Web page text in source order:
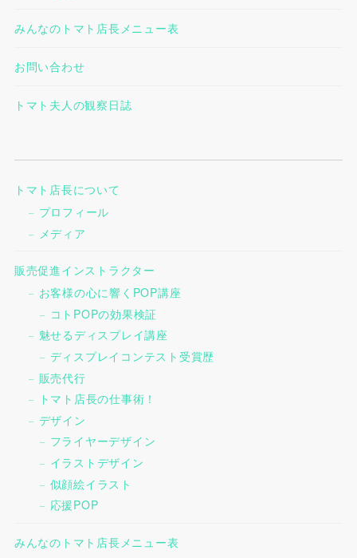
みんなのトマト店長メニュー表
お問い合わせ
トマト夫人の観察日誌
トマト店長について
プロフィール
メディア
販売促進インストラクター
お客様の心に響くPOP講座
コトPOPの効果検証
魅せるディスプレイ講座
ディスプレイコンテスト受賞歴
販売代行
トマト店長の仕事術！
デザイン
フライヤーデザイン
イラストデザイン
似顔絵イラスト
応援POP
みんなのトマト店長メニュー表